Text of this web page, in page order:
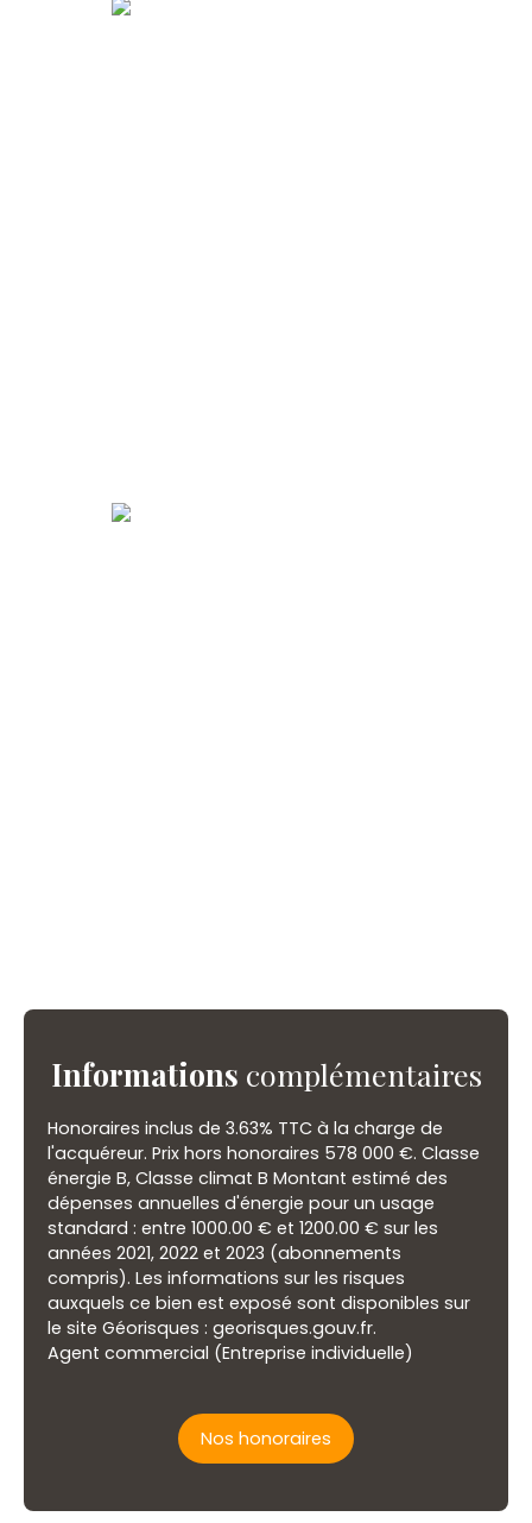
Informations complémentaires
Honoraires inclus de 3.63% TTC à la charge de
l'acquéreur. Prix hors honoraires 578 000 €. Classe
énergie B, Classe climat B Montant estimé des
dépenses annuelles d'énergie pour un usage
standard : entre 1000.00 € et 1200.00 € sur les
années 2021, 2022 et 2023 (abonnements
compris). Les informations sur les risques
auxquels ce bien est exposé sont disponibles sur
le site Géorisques : georisques.gouv.fr.
Agent commercial (Entreprise individuelle)
Nos honoraires